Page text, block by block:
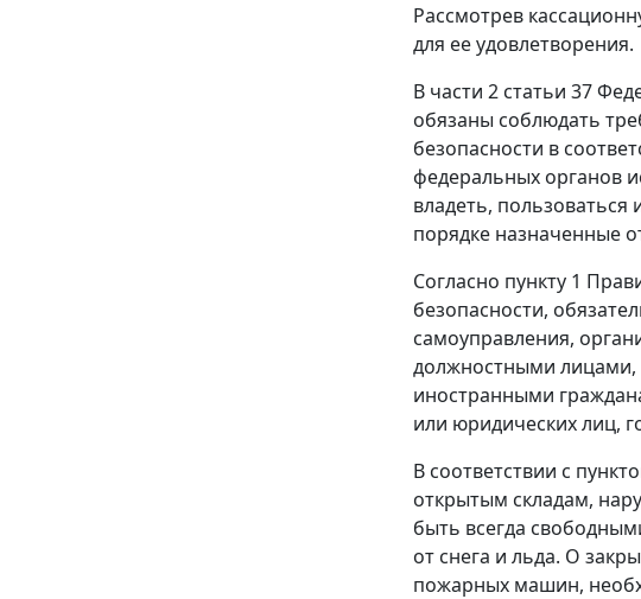
Рассмотрев
для ее удовлетворения.
В части 2 статьи 37
обязаны соблюдать
безопасности в
федеральных органов
владеть,
порядке назначенные
Согласно пункту 1
безопасности,
самоуправления,
должностными лицами,
иностранными
или юридических лиц,
В соответствии с
открытым складам,
быть всегда
от снега и льда. О
пожарных машин,